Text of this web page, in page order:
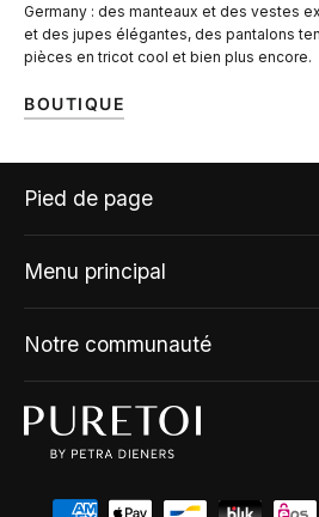
Germany : des manteaux et des vestes
et des jupes élégantes, des pantalons
pièces en tricot cool et bien plus encore.
BOUTIQUE
Pied de page
Menu principal
Notre communauté